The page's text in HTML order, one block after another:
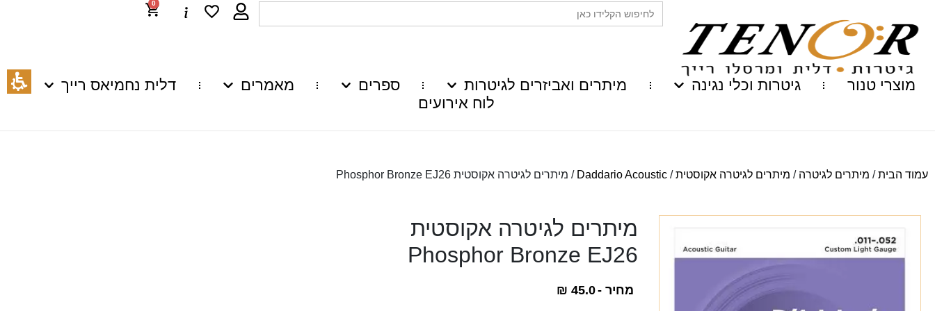
Search
for:
0
מוצרי טנור גיטרות וכלי נגינה מיתרים ואביזרים לגיטרות ספרים מאמרים
דלית נחמיאס רייך
לוח אירועים
עמוד הבית/ מיתרים לגיטרה / מיתרים לגיטרה אקוסטית/
Daddario Acoustic / מיתרים לגיטרה אקוסטית Phosphor Bronze EJ26
מיתרים לגיטרה אקוסטית
Phosphor Bronze EJ26
מחיר - ₪ 45.0